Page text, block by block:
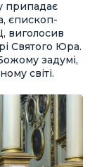
припадає
єпископ-
виголосив
Святого Юра.
задумі,
світі.